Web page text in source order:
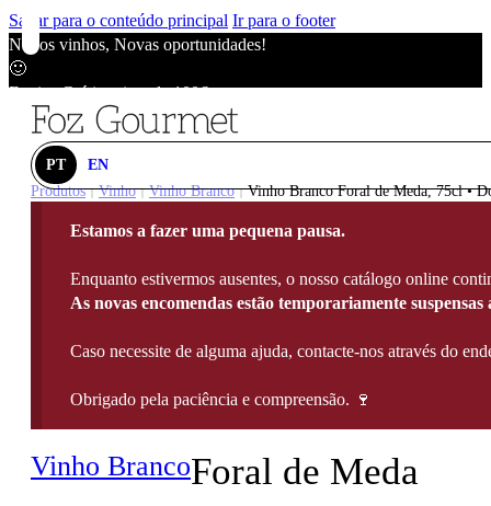
Saltar para o conteúdo principal Ir para o footer
Novos vinhos, Novas oportunidades!
🙂
Envios Grátis acima de 100€
Novos vinhos, Novas oportunidades!
Envios Grátis acima de 100€
Novos vinhos, Novas oportunidades!
Envios Grátis acima de 100€
PT
EN
Produtos | Vinho | Vinho Branco | Vinho Branco Foral de Meda, 75cl •
Estamos a fazer uma pequena pausa.
Enquanto estivermos ausentes, o nosso catálogo online
As novas encomendas estão temporariamente suspensas
Caso necessite de alguma ajuda, contacte-nos através do
Obrigado pela paciência e compreensão. 🍷
Vinho BrancoForal de Meda